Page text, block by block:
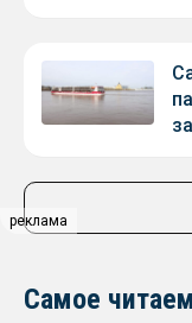
реклама
Самое